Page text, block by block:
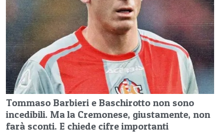
Tommaso Barbieri e Baschirotto non sono
incedibili. Ma la Cremonese, giustamente, non
farà sconti. E chiede cifre importanti